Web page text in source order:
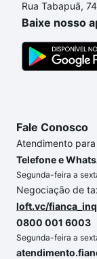
o imóvel dos
conforto. Loft,
Rua Tabapuã,
Baixe nosso
Fale Conosco
Atendimento
Telefone e
Segunda-feira a
Negociação de
loft.vc/
0800 001 6003
Segunda-feira a